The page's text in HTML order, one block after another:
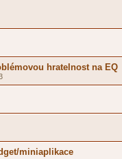
hratelnost na EQ
miniaplikace